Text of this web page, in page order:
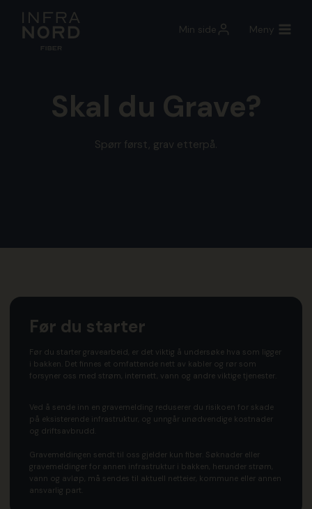
content
Min side Meny
Skal du Grave?
Spørr først, grav etterpå.
Før du starter
Før du starter gravearbeid, er det viktig å undersøke hva som ligger
i bakken. Det finnes et omfattende nett av kabler og rør som
forsyner oss med strøm, internett, vann og andre viktige tjenester.
Ved å sende inn en gravemelding reduserer du risikoen for skade
på eksisterende infrastruktur, og unngår unødvendige kostnader
og driftsavbrudd.
Gravemeldingen sendt til oss gjelder kun fiber. Søknader eller
gravemeldinger for annen infrastruktur i bakken, herunder strøm,
vann og avløp, må sendes til aktuell netteier, kommune eller annen
ansvarlig part.